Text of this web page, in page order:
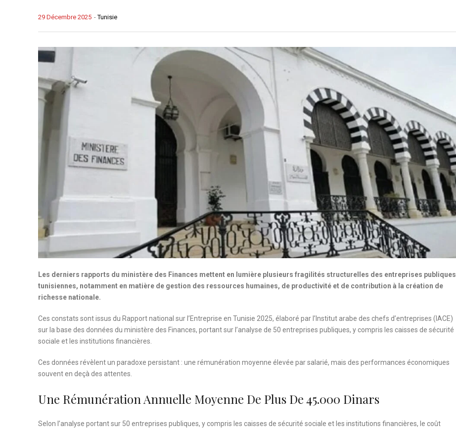
-Tunisie
29 Décembre 2025
Les derniers rapports du ministère des Finances mettent en lumière plusieurs fragilités structurelles des entreprises publiques
tunisiennes, notamment en matière de gestion des ressources humaines, de productivité et de contribution à la création de
richesse nationale.
Ces constats sont issus du Rapport national sur l’Entreprise en Tunisie 2025, élaboré par l’Institut arabe des chefs d’entreprises (IACE)
sur la base des données du ministère des Finances, portant sur l’analyse de 50 entreprises publiques, y compris les caisses de sécurité
sociale et les institutions financières.
Ces données révèlent un paradoxe persistant : une rémunération moyenne élevée par salarié, mais des performances économiques
souvent en deçà des attentes.
Une Rémunération Annuelle Moyenne De Plus De 45.000 Dinars
Selon l’analyse portant sur 50 entreprises publiques, y compris les caisses de sécurité sociale et les institutions financières, le coût